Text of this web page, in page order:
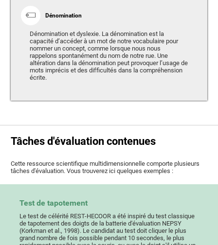
Dénomination
Dénomination et dyslexie. La dénomination est la
capacité d’accéder à un mot de notre vocabulaire pour
nommer un concept, comme lorsque nous nous
rappelons spontanément du nom de notre rue. Une
altération dans la dénomination peut provoquer l’usage de
mots imprécis et des difficultés dans la compréhension
écrite.
Tâches d'évaluation contenues
Cette ressource scientifique multidimensionnelle comporte plusieurs
tâches d'évaluation. Vous trouverez ici quelques exemples :
Test de tapotement
Le test de célérité REST-HECOOR a été inspiré du test classique
de tapotement des doigts de la batterie d'évaluation NEPSY
(Korkman et al., 1998). Le candidat au test doit cliquer le plus
grand nombre de fois possible pendant 10 secondes, le plus